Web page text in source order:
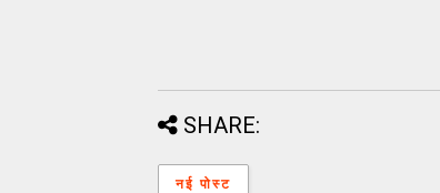
SHARE:
नई पोस्ट